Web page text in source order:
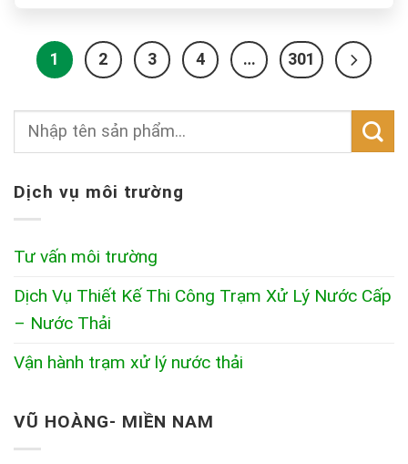
1 2 3 4 … 301
Dịch vụ môi trường
Tư vấn môi trường
Dịch Vụ Thiết Kế Thi Công Trạm Xử Lý Nước Cấp
– Nước Thải
Vận hành trạm xử lý nước thải
VŨ HOÀNG- MIỀN NAM